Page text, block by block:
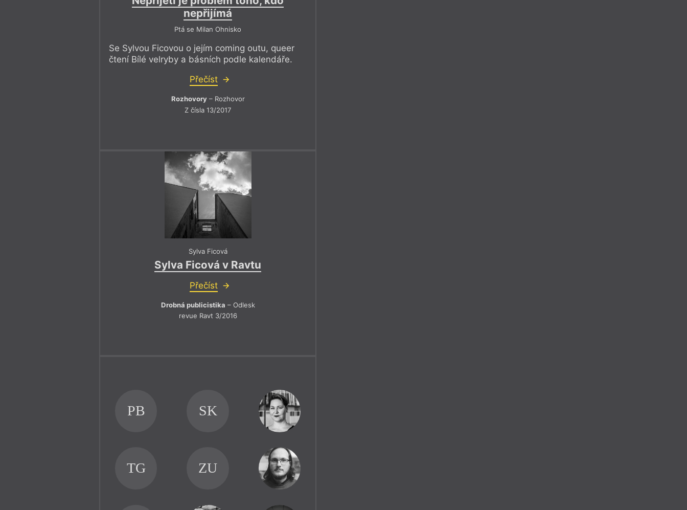
nepřijímá
Ptá se Milan Ohnisko
Se Sylvou Ficovou o jejím coming outu, queer
čtení Bílé velryby a básních podle kalendáře.
Přečíst
Rozhovory– Rozhovor
Z čísla 13/2017
Sylva Ficová
Sylva Ficová v Ravtu
Přečíst
Drobná publicistika – Odlesk
revue Ravt 3/2016
PB SK
TG ZU